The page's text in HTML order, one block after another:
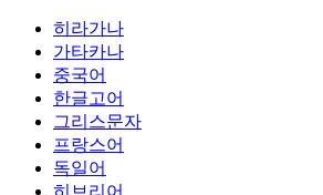
히라가나
가타카나
중국어
한글고어
그리스문자
프랑스어
독일어